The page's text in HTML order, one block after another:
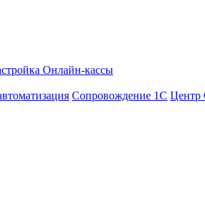
Онлайн-кассы
Сопровождение 1С Центр